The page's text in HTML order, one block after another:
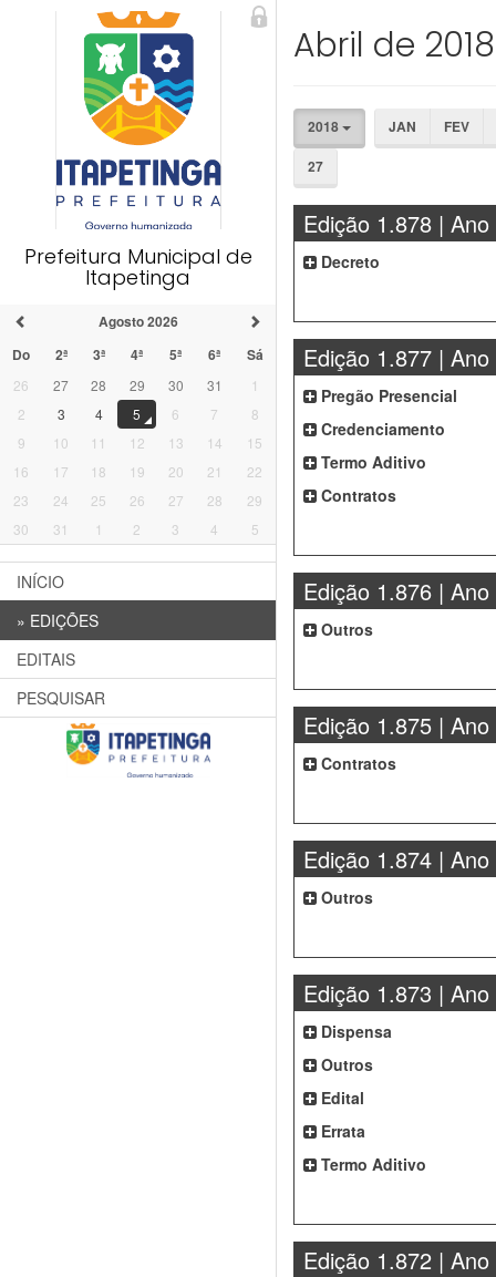
Prefeitura Municipal de
Itapetinga
Agosto 2026
Do
2ª 3ª 4ª 5ª 6ª Sá
26 27 28 29 30 31
1
2
3 4 5 6 7
8
9
10 11 12 13 14
15
16
17 18 19 20 21
22
23
24 25 26 27 28
29
30
31 1 2 3 4 5
INÍCIO
» EDIÇÕES
EDITAIS
PESQUISAR
Abril de 2018
2018 JAN
FEV
27
Edição 1.878 | Ano
Decreto
Edição 1.877 | Ano
Pregão Presencial
Credenciamento
Termo Aditivo
Contratos
Edição 1.876 | Ano
Outros
Edição 1.875 | Ano
Contratos
Edição 1.874 | Ano
Outros
Edição 1.873 | Ano
Dispensa
Outros
Edital
Errata
Termo Aditivo
Edição 1.872 | Ano